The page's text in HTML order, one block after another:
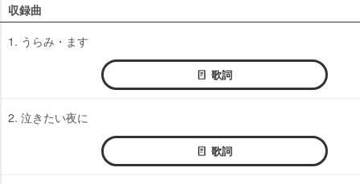
収録曲
1. うらみ・ます
歌詞
2. 泣きたい夜に
歌詞